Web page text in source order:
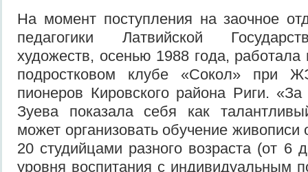
На момент поступления на заочное
педагогики Латвийской
художеств, осенью 1988 года, работала
подростковом клубе «Сокол»
пионеров Кировского района Риги.
Зуева показала себя как
может организовать обучение
20 студийцами разного возраста (от 6
уровня воспитания с индивидуальным